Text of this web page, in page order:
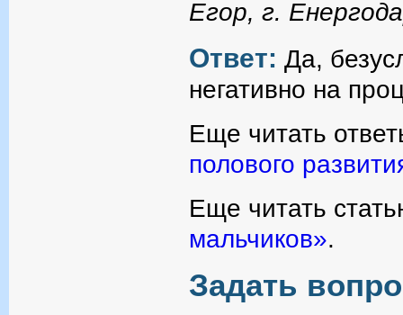
Егор, г.
Ответ: Да,
негативно на
Еще читать
полового
Еще читать
мальчиков».
Задать